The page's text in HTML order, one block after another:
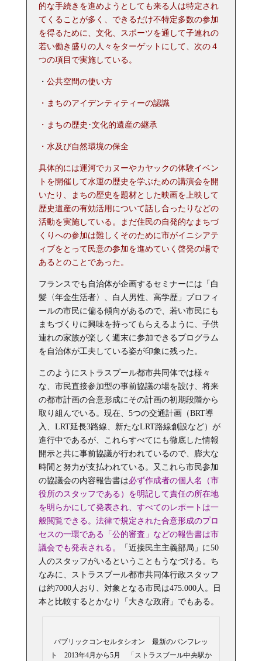
的な手続きを進めようとしても来る人は特定され
てくることが多く、できるだけ不特定多数の参加
を得るために、文化、スポーツを通して子連れの
若い働き盛りの人々をターゲットにして、次の４
つの項目で実施している。
・ 公共空間の使い方
・まちのアイデンティティーの認識
・まちの歴史･文化的遺産の継承
・水及び自然環境の保全
具体的には運河でカヌーやカヤックの体験イベン
トを開催して水運の歴史を学ぶための講演会を開
いたり、まちの歴史を題材とした映画を上映して
歴史遺産の有効活用について話し合ったりなどの
活動を実施している。まだ住民の自発的なまちづ
くりへの参加は難しくそのために市がイニシアテ
ィブをとって民意の参加を進めていく啓発の場で
あるとのことであった。
フランスでも自治体が企画するセミナーには「白
髪〈年金生活者〉、白人男性、高学歴」プロフィ
ールの市民に偏る傾向があるので、若い市民にも
まちづくりに興味を持ってもらえるように、子供
連れの家族が楽しく週末に参加できるプログラム
を自治体が工夫している姿が印象に残った。
このようにストラスブール都市共同体では様々
な、市民直接参加型の事前協議の場を設け、将来
の都市計画の合意形成にその計画の初期段階から
取り組んでいる。現在、5つの交通計画（BRT導
入、LRT延長3路線、新たなLRT路線創設など）が
進行中であるが、これらすべてにも徹底した情報
開示と共に事前協議が行われているので、膨大な
時間と努力が支払われている。又これら市民参加
の協議会の内容報告書は必ず作成者の個人名（市
役所のスタッフである）を明記して責任の所在地
を明らかにして発表され、すべてのレポートは一
般閲覧できる。法律で規定された合意形成のプロ
セスの一環である「公的審査」などの報告書は市
議会でも発表される。
「近接民主主義部局」に50
人のスタッフがいるということもうなづける。ち
なみに、ストラスブール都市共同体行政スタッフ
は約7000人おり、対象となる市民は475.000人。日
本と比較するとかなり「大きな政府」でもある。
パブリックコンセルタシオン 最新のパンフレッ
ト 2013年4月から5月 「ストラスブール中央駅か